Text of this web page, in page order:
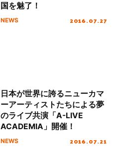
国を魅了！
NEWS 2016.07.27
日本が世界に誇るニューカマ
ーアーティストたちによる夢
のライブ共演「A-LIVE
ACADEMIA」開催！
NEWS 2016.07.21